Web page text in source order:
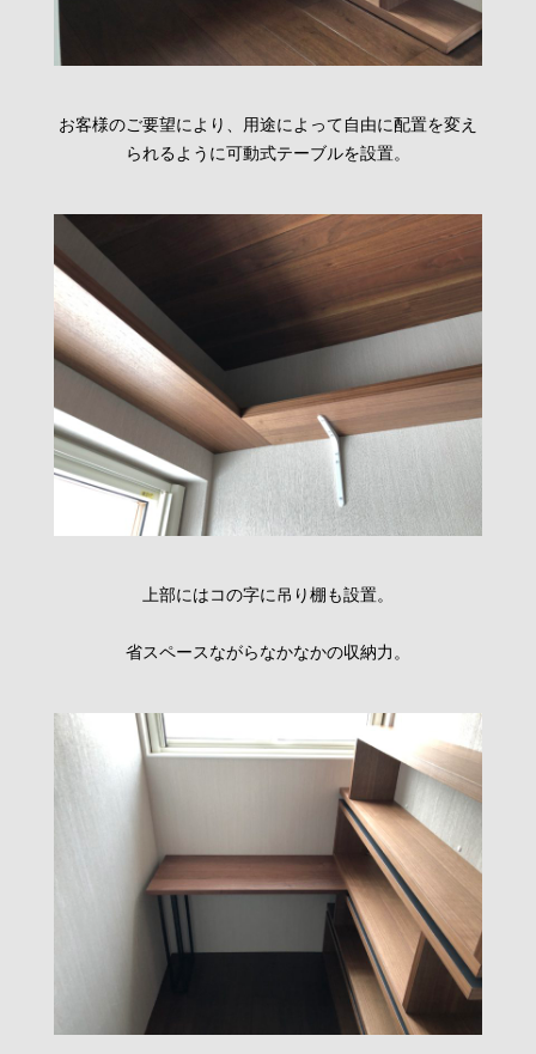
お客様のご要望により、用途によって自由に配置を変え
られるように可動式テーブルを設置。
上部にはコの字に吊り棚も設置。
省スペースながらなかなかの収納力。